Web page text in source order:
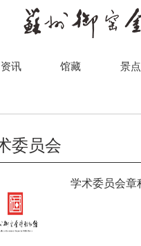
资讯 馆藏 景点
委员会
学术委员会章